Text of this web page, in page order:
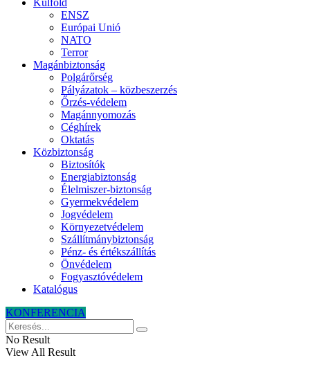
Külföld
ENSZ
Európai Unió
NATO
Terror
Magánbiztonság
Polgárőrség
Pályázatok – közbeszerzés
Őrzés-védelem
Magánnyomozás
Céghírek
Oktatás
Közbiztonság
Biztosítók
Energiabiztonság
Élelmiszer-biztonság
Gyermekvédelem
Jogvédelem
Környezetvédelem
Szállítmánybiztonság
Pénz- és értékszállítás
Önvédelem
Fogyasztóvédelem
Katalógus
KONFERENCIA
No Result
View All Result